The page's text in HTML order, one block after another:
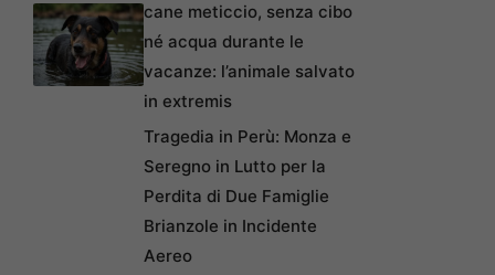
cane meticcio, senza cibo
né acqua durante le
vacanze: l’animale salvato
in extremis
Tragedia in Perù: Monza e
Seregno in Lutto per la
Perdita di Due Famiglie
Brianzole in Incidente
Aereo